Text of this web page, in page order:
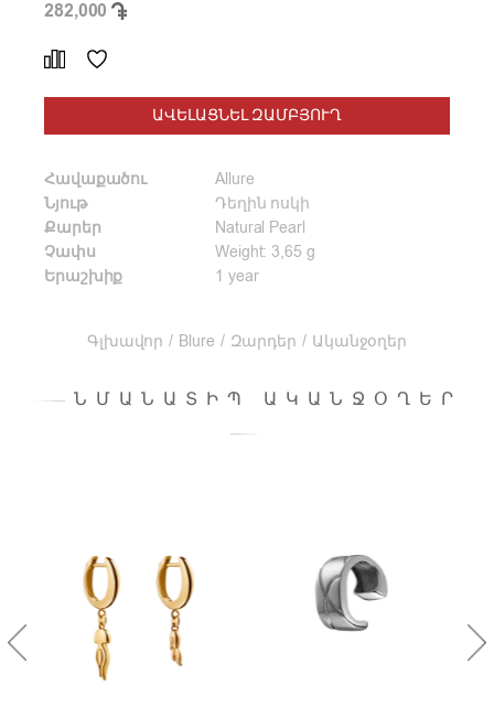
282,000
ԱՎԵԼԱՑՆԵԼ ԶԱՄԲՅՈՒՂ
Հավաքածու
Allure
Նյութ
Դեղին ոսկի
Քարեր
Natural Pearl
Չափս
Weight: 3,65 g
Երաշխիք
1 year
Գլխավոր / Blure / Զարդեր / Ականջօղեր
ՆՄԱՆԱՏԻՊ ԱԿԱՆՋՕՂԵՐ